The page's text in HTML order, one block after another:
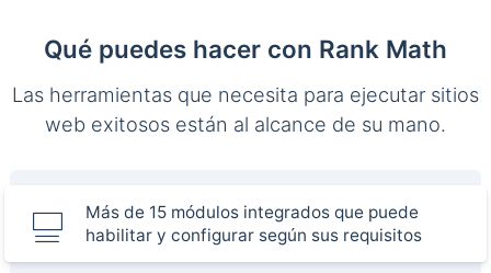
Qué puedes hacer con Rank Math
Las herramientas que necesita para ejecutar sitios
web exitosos están al alcance de su mano.
Más de 15 módulos integrados que puede
habilitar y configurar según sus requisitos